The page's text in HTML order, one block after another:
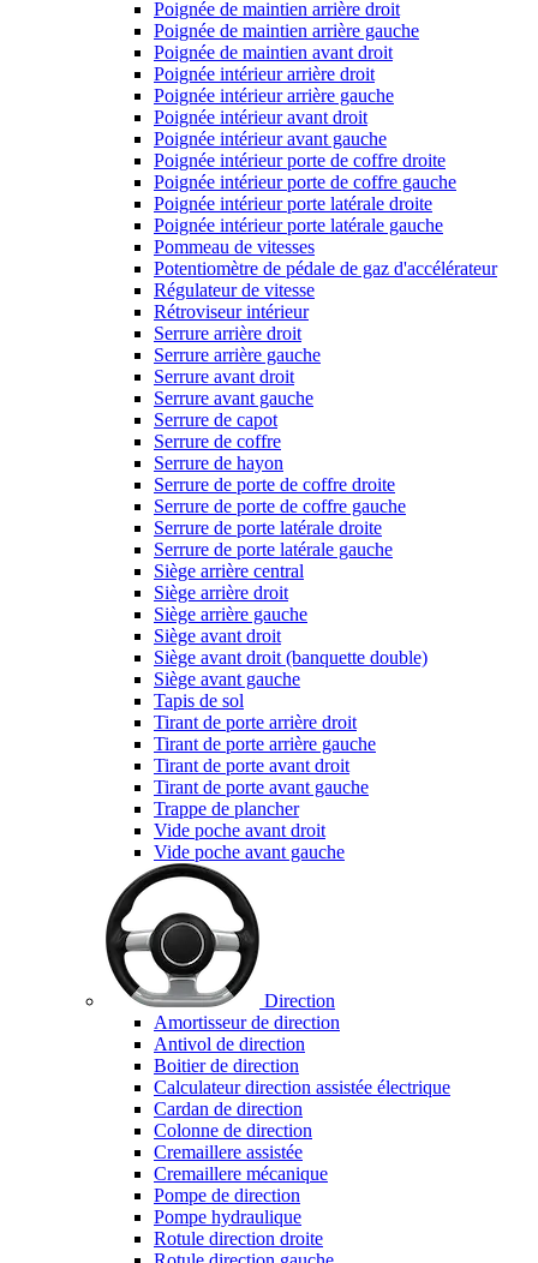
Poignée de maintien arrière droit
Poignée de maintien arrière gauche
Poignée de maintien avant droit
Poignée intérieur arrière droit
Poignée intérieur arrière gauche
Poignée intérieur avant droit
Poignée intérieur avant gauche
Poignée intérieur porte de coffre droite
Poignée intérieur porte de coffre gauche
Poignée intérieur porte latérale droite
Poignée intérieur porte latérale gauche
Pommeau de vitesses
Potentiomètre de pédale de gaz d'accélérateur
Régulateur de vitesse
Rétroviseur intérieur
Serrure arrière droit
Serrure arrière gauche
Serrure avant droit
Serrure avant gauche
Serrure de capot
Serrure de coffre
Serrure de hayon
Serrure de porte de coffre droite
Serrure de porte de coffre gauche
Serrure de porte latérale droite
Serrure de porte latérale gauche
Siège arrière central
Siège arrière droit
Siège arrière gauche
Siège avant droit
Siège avant droit (banquette double)
Siège avant gauche
Tapis de sol
Tirant de porte arrière droit
Tirant de porte arrière gauche
Tirant de porte avant droit
Tirant de porte avant gauche
Trappe de plancher
Vide poche avant droit
Vide poche avant gauche
Direction
Amortisseur de direction
Antivol de direction
Boitier de direction
Calculateur direction assistée électrique
Cardan de direction
Colonne de direction
Cremaillere assistée
Cremaillere mécanique
Pompe de direction
Pompe hydraulique
Rotule direction droite